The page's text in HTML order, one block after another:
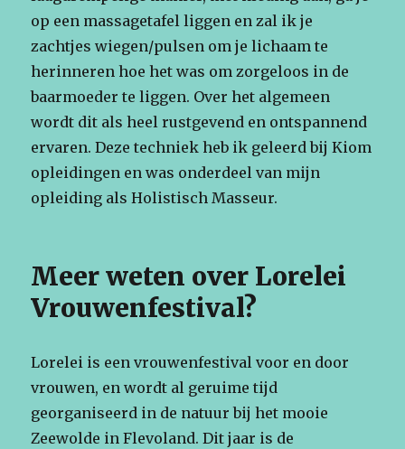
op een massagetafel liggen en zal ik je
zachtjes wiegen/pulsen om je lichaam te
herinneren hoe het was om zorgeloos in de
baarmoeder te liggen. Over het algemeen
wordt dit als heel rustgevend en ontspannend
ervaren. Deze techniek heb ik geleerd bij Kiom
opleidingen en was onderdeel van mijn
opleiding als Holistisch Masseur.
Meer weten over Lorelei
Vrouwenfestival?
Lorelei is een vrouwenfestival voor en door
vrouwen, en wordt al geruime tijd
georganiseerd in de natuur bij het mooie
Zeewolde in Flevoland. Dit jaar is de